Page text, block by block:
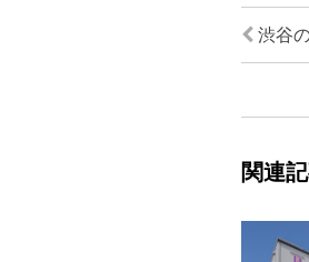
渋谷
関連